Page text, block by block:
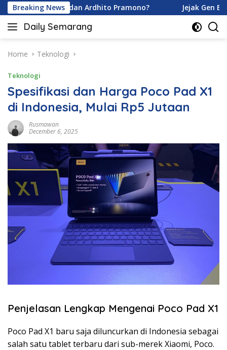
Skip
to
content
Breaking News
Karamoy dan Ardhito Pramono? Jejak Gen Buka
Daily Semarang
"Semarang
Ini:
Terkini
untuk
Anda"
Home Teknologi
Teknologi
Spesifikasi dan Harga Poco Pad X1
di Indonesia, Mulai Rp5 Jutaan
Rusmawan
December 6, 2025
Penjelasan Lengkap Mengenai Poco Pad X1
Poco Pad X1 baru saja diluncurkan di Indonesia sebagai
salah satu tablet terbaru dari sub-merek Xiaomi, Poco.